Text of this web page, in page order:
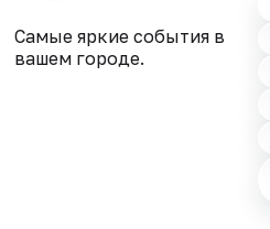
Самые яркие события в
вашем городе.